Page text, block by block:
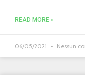
READ MORE »
06/05/2021 Nessun